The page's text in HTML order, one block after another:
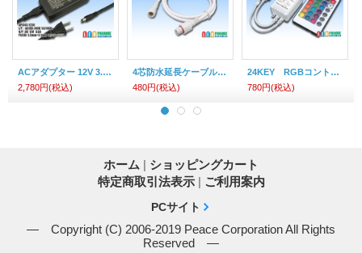
ACアダプター 12V 3.8A
2,780円(税込)
4芯防水延長ケーブル 1m
480円(税込)
24KEY RGBコントローラー アノードCOM
780円(税込)
ホーム | ショッピングカート
特定商取引法表示 | ご利用案内
PCサイト
― Copyright (C) 2006-2019 Peace Corporation All Rights
Reserved ―